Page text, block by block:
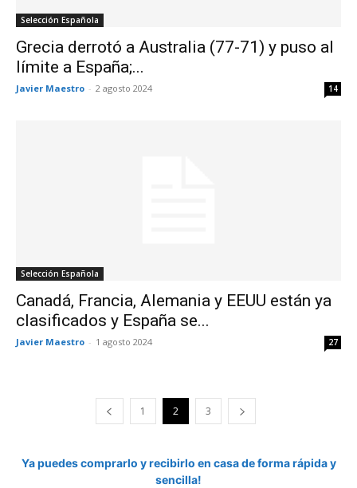
Selección Española
Grecia derrotó a Australia (77-71) y puso al
límite a España;...
Javier Maestro - 2 agosto 2024 14
Selección Española
Canadá, Francia, Alemania y EEUU están ya
clasificados y España se...
Javier Maestro - 1 agosto 2024 27
1 2 3
Ya puedes comprarlo y recibirlo en casa de forma rápida y
sencilla!